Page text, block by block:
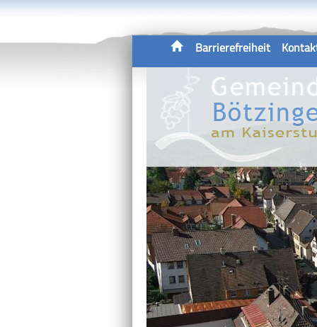
Barrierefreiheit